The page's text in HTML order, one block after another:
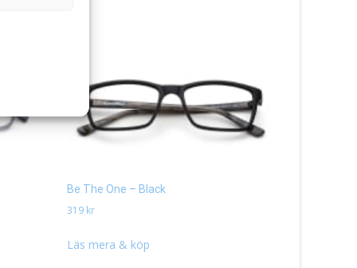
Be The One – Black
319 kr
Läs mera & köp